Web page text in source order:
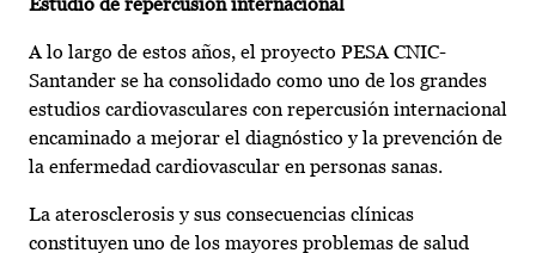
A lo largo de estos años, el proyecto PESA CNIC-
Santander se ha consolidado como uno de los grandes
estudios cardiovasculares con repercusión internacional
encaminado a mejorar el diagnóstico y la prevención de
la enfermedad cardiovascular en personas sanas.
La aterosclerosis y sus consecuencias clínicas
constituyen uno de los mayores problemas de salud